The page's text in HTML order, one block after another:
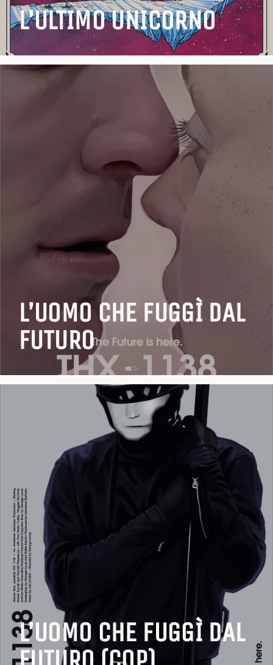
L’ULTIMO UNICORNO
L’UOMO CHE FUGGÌ DAL
FUTURO
L’UOMO CHE FUGGÌ DAL